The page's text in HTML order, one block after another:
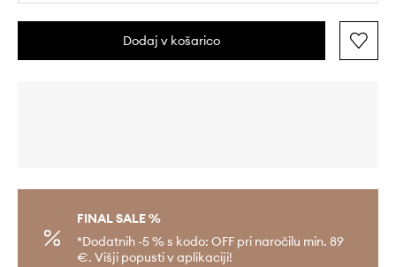
Dodaj v košarico
FINAL SALE %
*Dodatnih -5 % s kodo: OFF pri naročilu min. 89
€. Višji popusti v aplikaciji!